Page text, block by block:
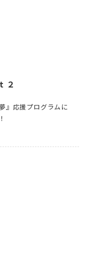
２
』応援プログラムに